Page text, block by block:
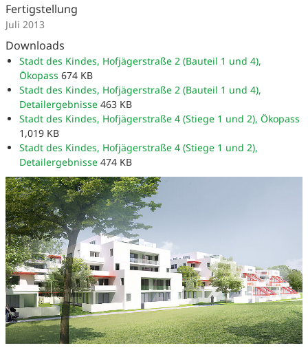
Fertigstellung
Juli 2013
Downloads
Stadt des Kindes, Hofjägerstraße 2 (Bauteil 1 und 4),
Ökopass 674 KB
Stadt des Kindes, Hofjägerstraße 2 (Bauteil 1 und 4),
Detailergebnisse 463 KB
Stadt des Kindes, Hofjägerstraße 4 (Stiege 1 und 2), Ökopass
1,019 KB
Stadt des Kindes, Hofjägerstraße 4 (Stiege 1 und 2),
Detailergebnisse 474 KB